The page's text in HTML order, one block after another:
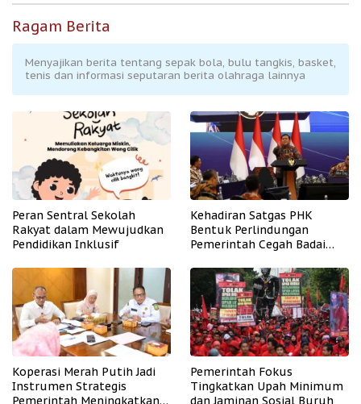
Ragam Berita
Menyajikan berita tentang sepak bola, bulu tangkis, basket,
tenis dan informasi seputaran berita olahraga lainnya
Peran Sentral Sekolah
Rakyat dalam Mewujudkan
Pendidikan Inklusif
Kehadiran Satgas PHK
Bentuk Perlindungan
Pemerintah Cegah Badai
Koperasi Merah Putih Jadi
Instrumen Strategis
Pemerintah Fokus
Tingkatkan Upah Minimum